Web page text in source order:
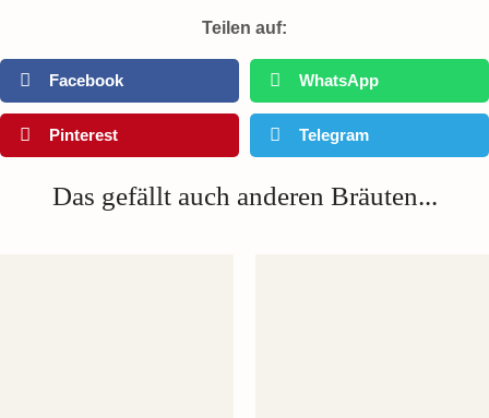
Teilen auf:
Facebook WhatsApp
Pinterest Telegram
Das gefällt auch anderen Bräuten...